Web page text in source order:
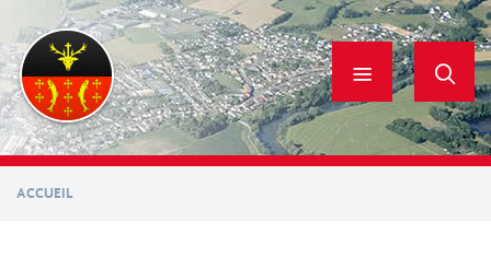
contenu
principal
ACCUEIL